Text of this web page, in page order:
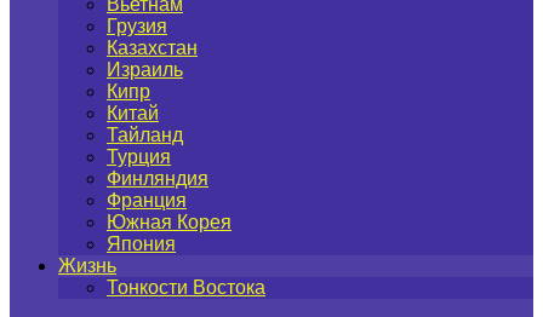
Вьетнам
Грузия
Казахстан
Израиль
Кипр
Китай
Тайланд
Турция
Финляндия
Франция
Южная Корея
Япония
Жизнь
Тонкости Востока